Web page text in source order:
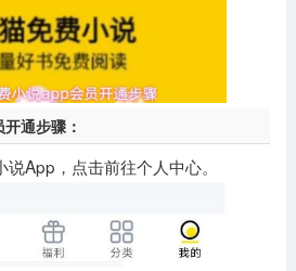
通步骤：
App，点击前往个人中心。